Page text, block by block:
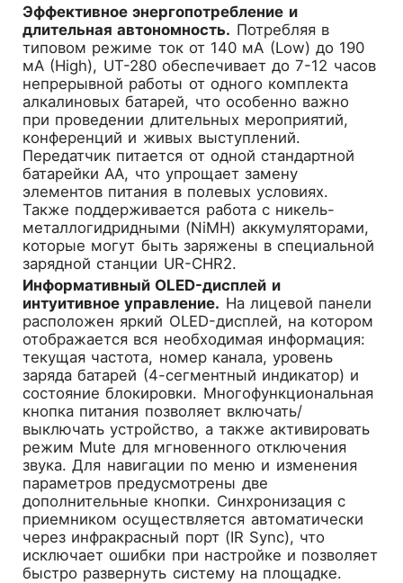
Эффективное энергопотребление и
длительная автономность. Потребляя в
типовом режиме ток от 140 мА (Low) до 190
мА (High), UT-280 обеспечивает до 7-12 часов
непрерывной работы от одного комплекта
алкалиновых батарей, что особенно важно
при проведении длительных мероприятий,
конференций и живых выступлений.
Передатчик питается от одной стандартной
батарейки AA, что упрощает замену
элементов питания в полевых условиях.
Также поддерживается работа с никель-
металлогидридными (NiMH) аккумуляторами,
которые могут быть заряжены в специальной
зарядной станции UR-CHR2.
Информативный OLED-дисплей и
интуитивное управление. На лицевой панели
расположен яркий OLED-дисплей, на котором
отображается вся необходимая информация:
текущая частота, номер канала, уровень
заряда батарей (4-сегментный индикатор) и
состояние блокировки. Многофункциональная
кнопка питания позволяет включать/
выключать устройство, а также активировать
режим Mute для мгновенного отключения
звука. Для навигации по меню и изменения
параметров предусмотрены две
дополнительные кнопки. Синхронизация с
приемником осуществляется автоматически
через инфракрасный порт (IR Sync), что
исключает ошибки при настройке и позволяет
быстро развернуть систему на площадке.